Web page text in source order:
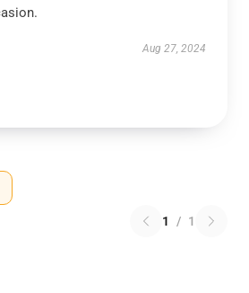
Aug 27, 2024
1 / 1